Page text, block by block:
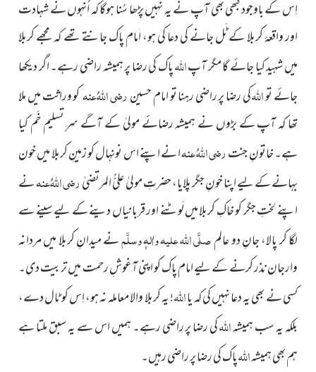
اِس کے باوجود کبھی بھی آپ نے یہ نہیں پڑھا سُنا ہوگا کہ اُنہوں نے شہادت
اور واقعۂ کربلا کے ٹَل جانے کی دعا کی ہو، امام پاک جانتے تھے کہ مجھے کربلا
میں شہید کیا جائے گا مگر آپاللہپاک کی رضا پر ہمیشہ راضی رہے۔ اگر دیکھا
جائے تواللہکی رضا پر راضی رہنا تو امام حسینرضی اللہُ عنہکو وراثت میں ملا
تھا کہ آپ کے بڑوں نے ہمیشہ رضائے مولیٰ کے آگے سرِ تسلیم خَم کیا
ہے۔ خاتونِ جنترضی اللہُ عنہانے اپنے اس نونہال کو زمینِ کربلا میں خون
بہانے کے لیے اپنا خونِ جگر پلایا، حضرتِ مولیٰ علیُّ المرتضیٰرضی اللہُ عنہنے
اپنے لختِ جگر کو خاکِ کربلا میں لَوٹنے اور قربانیاں دینے کے لیے سینے سے
لگا کر پالا، جانِ دو عالمصلَّی اللہ علیہ واٰلہٖ وسلَّمنے میدانِ کربلا میں مردانہ
وارجان نذر کرنے کے لیے امام پاک کو اپنی آغوشِ رحمت میں تربیت دی۔
کسی نے بھی یہ دعا نہیں کی کہ یااللہ! یہ کربلا والا معاملہ نہ ہو، اِس کو ٹال دے،
بلکہ یہ سب ہمیشہاللہکی رضا پر راضی رہے۔ ہمیں اس سے یہ سبق ملتا ہے
ہم بھی ہمیشہاللہپاک کی رضا پر راضی رہیں۔